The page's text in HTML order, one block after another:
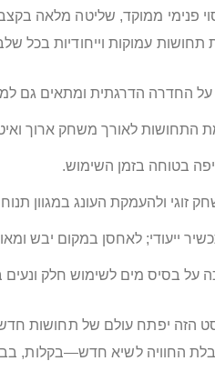
פנימי ממוקד, שליטה
תחושות עמוקות וייחודיות בכל
על החדרה הדרגתית ומתאים גם
התחושות לאורך משחק ארוך
בטוחה בזמן השימוש.
ולהעמקת העונג במגוון
ייעודי; לאחסן במקום יבש
בסיס מים לשימוש חלק ונעים
הסט הזה יפתח עולם של
החוויה לשיא חדש—בקלות,